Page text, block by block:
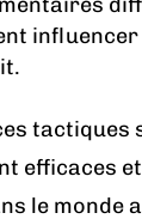
tactiques
efficaces
le monde